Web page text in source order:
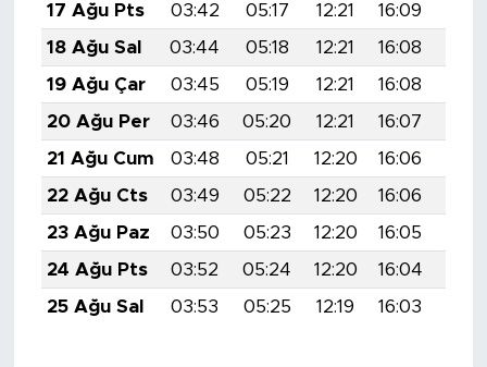
17 Ağu Pts
03:42 05:17 12:21 16:09
18 Ağu Sal
03:44 05:18 12:21 16:08
19 Ağu Çar
03:45 05:19 12:21 16:08
20 Ağu Per
03:46 05:20 12:21 16:07
21 Ağu Cum
03:48 05:21 12:20 16:06
22 Ağu Cts
03:49 05:22 12:20 16:06
23 Ağu Paz
03:50 05:23 12:20 16:05
24 Ağu Pts
03:52 05:24 12:20 16:04
25 Ağu Sal
03:53 05:25 12:19 16:03